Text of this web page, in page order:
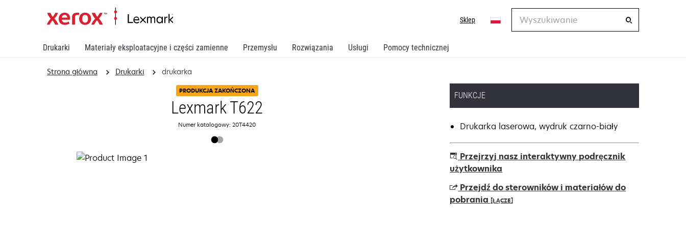
Drukarki Materiały eksploatacyjne i części zamienne Przemysłu Rozwiązania Usługi Pomocy technicznej
Sklep
Wyszukiwanie
Strona główna Drukarki drukarka
PRODUKCJA ZAKOŃCZONA
Lexmark T622
Numer katalogowy: 20T4420
FUNKCJE
Drukarka laserowa, wydruk czarno-biały
Przejrzyj nasz interaktywny podręcznik
użytkownika
Przejdź do sterowników i materiałów do
pobrania [ŁĄCZE]